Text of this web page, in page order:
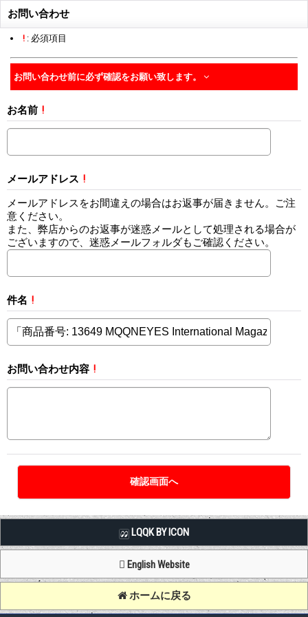
お問い合わせ
! : 必須項目
お問い合わせ前に必ず確認をお願い致します。
お名前 !
メールアドレス !
メールアドレスをお間違えの場合はお返事が届きません。ご注
意ください。
また、弊店からのお返事が迷惑メールとして処理される場合が
ございますので、迷惑メールフォルダもご確認ください。
件名 !
お問い合わせ内容 !
LQQK BY ICON
English Website
ホームに戻る